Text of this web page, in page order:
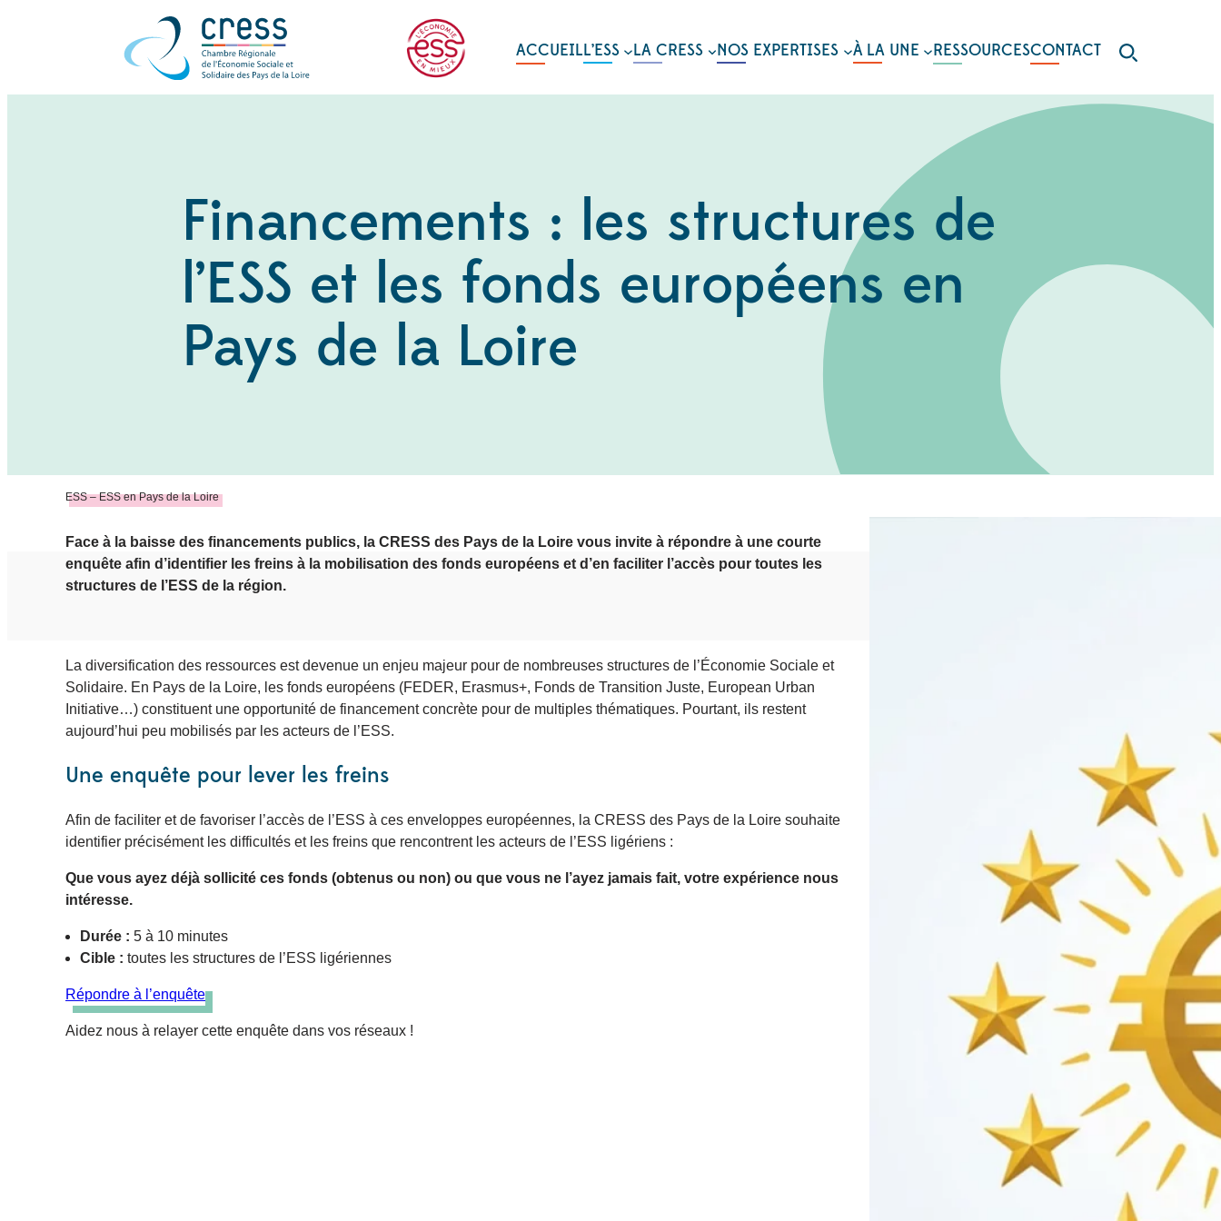
ACCUEILL’ESS LA CRESS NOS EXPERTISES À LA UNE RESSOURCESCONTACT
Financements : les structures de
l’ESS et les fonds européens en
Pays de la Loire
ESS – ESS en Pays de la Loire
Face à la baisse des financements publics, la CRESS des Pays de la Loire vous invite à répondre à une courte
enquête afin d’identifier les freins à la mobilisation des fonds européens et d’en faciliter l’accès pour toutes les
structures de l’ESS de la région.
La diversification des ressources est devenue un enjeu majeur pour de nombreuses structures de l’Économie Sociale et
Solidaire. En Pays de la Loire, les fonds européens (FEDER, Erasmus+, Fonds de Transition Juste, European Urban
Initiative…) constituent une opportunité de financement concrète pour de multiples thématiques. Pourtant, ils restent
aujourd’hui peu mobilisés par les acteurs de l’ESS.
Une enquête pour lever les freins
Afin de faciliter et de favoriser l’accès de l’ESS à ces enveloppes européennes, la CRESS des Pays de la Loire souhaite
identifier précisément les difficultés et les freins que rencontrent les acteurs de l’ESS ligériens :
Que vous ayez déjà sollicité ces fonds (obtenus ou non) ou que vous ne l’ayez jamais fait, votre expérience nous
intéresse.
Durée : 5 à 10 minutes
Cible : toutes les structures de l’ESS ligériennes
Répondre à l’enquête
Aidez nous à relayer cette enquête dans vos réseaux !